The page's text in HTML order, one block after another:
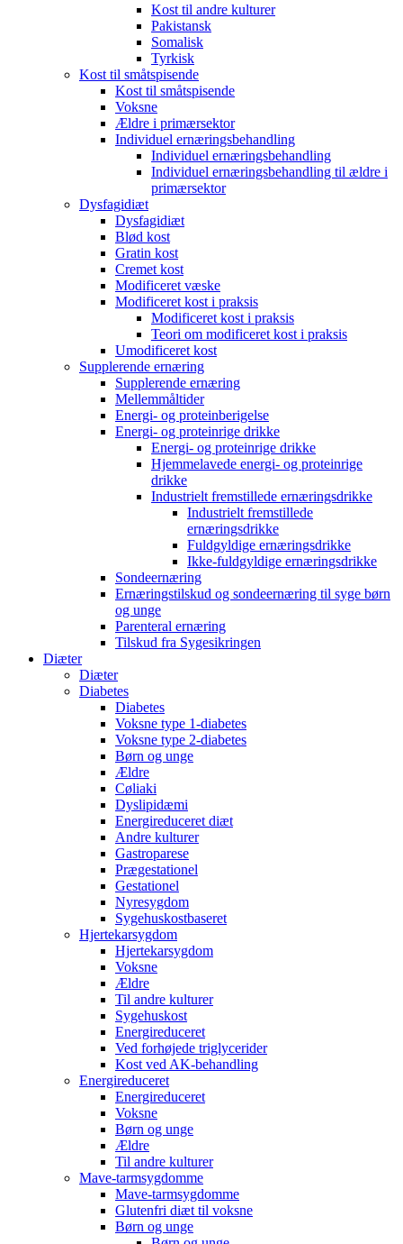
Kost til andre kulturer
Pakistansk
Somalisk
Tyrkisk
Kost til småtspisende
Kost til småtspisende
Voksne
Ældre i primærsektor
Individuel ernæringsbehandling
Individuel ernæringsbehandling
Individuel ernæringsbehandling til ældre i
primærsektor
Dysfagidiæt
Dysfagidiæt
Blød kost
Gratin kost
Cremet kost
Modificeret væske
Modificeret kost i praksis
Modificeret kost i praksis
Teori om modificeret kost i praksis
Umodificeret kost
Supplerende ernæring
Supplerende ernæring
Mellemmåltider
Energi- og proteinberigelse
Energi- og proteinrige drikke
Energi- og proteinrige drikke
Hjemmelavede energi- og proteinrige
drikke
Industrielt fremstillede ernæringsdrikke
Industrielt fremstillede
ernæringsdrikke
Fuldgyldige ernæringsdrikke
Ikke-fuldgyldige ernæringsdrikke
Sondeernæring
Ernæringstilskud og sondeernæring til syge børn
og unge
Parenteral ernæring
Tilskud fra Sygesikringen
Diæter
Diæter
Diabetes
Diabetes
Voksne type 1-diabetes
Voksne type 2-diabetes
Børn og unge
Ældre
Cøliaki
Dyslipidæmi
Energireduceret diæt
Andre kulturer
Gastroparese
Prægestationel
Gestationel
Nyresygdom
Sygehuskostbaseret
Hjertekarsygdom
Hjertekarsygdom
Voksne
Ældre
Til andre kulturer
Sygehuskost
Energireduceret
Ved forhøjede triglycerider
Kost ved AK-behandling
Energireduceret
Energireduceret
Voksne
Børn og unge
Ældre
Til andre kulturer
Mave-tarmsygdomme
Mave-tarmsygdomme
Glutenfri diæt til voksne
Børn og unge